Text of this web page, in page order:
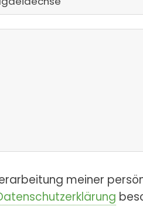
meiner